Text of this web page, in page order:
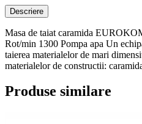
Descriere
Masa de taiat caramida
Rot/min 1300 Pompa apa Un
taierea materialelor de mari
materialelor de constructii:
Produse similare